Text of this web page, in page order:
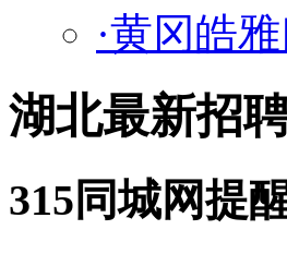
·黄冈皓
湖北最新招
315同城网提